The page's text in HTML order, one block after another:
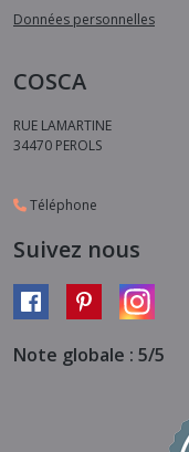
Données personnelles
COSCA
RUE LAMARTINE
34470 PEROLS
Téléphone
Suivez nous
Note globale : 5/5